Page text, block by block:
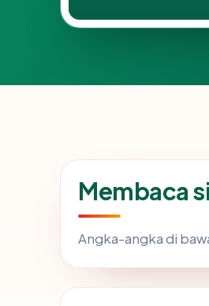
Membaca
Angka-angka di